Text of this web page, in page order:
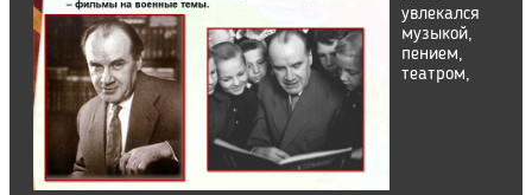
увлекался
музыкой,
пением,
театром,